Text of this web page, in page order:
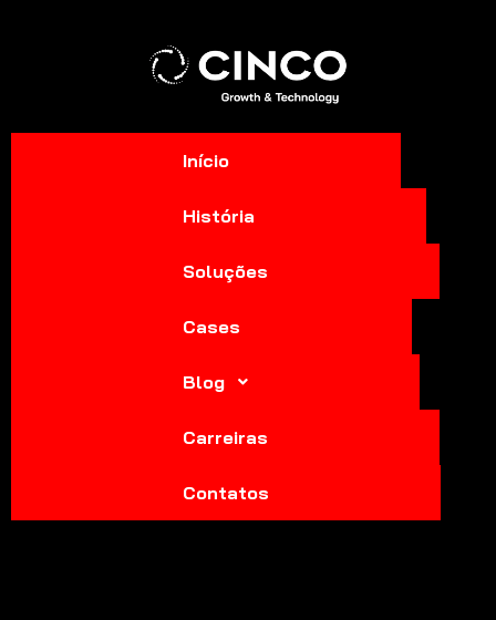
Início
História
Soluções
Cases
Blog
Carreiras
Contatos